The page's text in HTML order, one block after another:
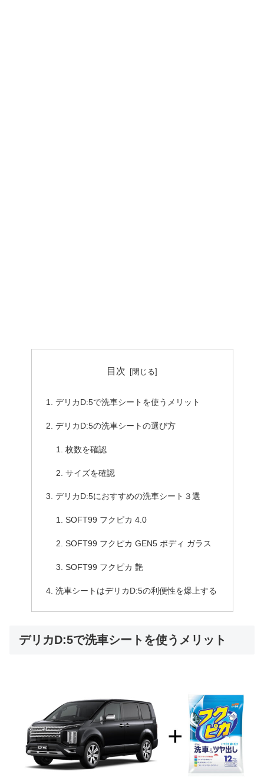
目次
デリカD:5で洗車シートを使うメリット
デリカD:5の洗車シートの選び方
枚数を確認
サイズを確認
デリカD:5におすすめの洗車シート３選
SOFT99 フクピカ 4.0
SOFT99 フクピカ GEN5 ボディ ガラス
SOFT99 フクピカ 艶
洗車シートはデリカD:5の利便性を爆上する
デリカD:5で洗車シートを使うメリット